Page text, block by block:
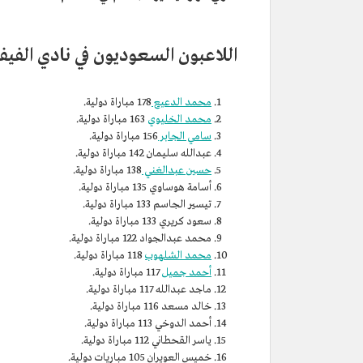
اللاعبون السعوديون في نادي
محمد الدعيع 178 مباراة دولية.
محمد الخليوي
سامي الجابر 156 مباراة دولية.
عبدالله سليمان 142 مباراة دولية.
حسين عبدالغني 138 مباراة دولية.
أسامة هوساوي 135 مباراة دولية.
تيسير الجاسم 133 مباراة دولية.
سعود كريري 133 مباراة دولية.
محمد عبدالجواد 122 مباراة دولية.
محمد الشلهوب
أحمد جميل117 مباراة دولية.
ماجد عبدالله 117 مباراة دولية.
خالد مسعد 116 مباراة دولية.
أحمد الدوخي 113 مباراة دولية.
ياسر القحطاني 112 مباراة دولية.
خميس العويران 105 مباريات دولية.